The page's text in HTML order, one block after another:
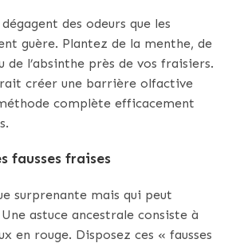
des odeurs que les
guère. Plantez de la menthe, de
de l’absinthe près de vos fraisiers.
créer une barrière olfactive
complète efficacement
fausses fraises
surprenante mais qui peut
astuce ancestrale consiste à
en rouge. Disposez ces « fausses